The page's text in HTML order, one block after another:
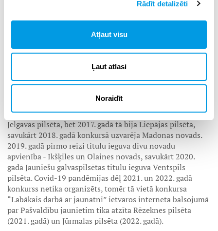
Rādīt detalizēti
Atļaut visu
Ļaut atlasi
Noraidīt
ministrijas, Labklājības ministrijas, Vides aizsardzības un
reģionālās attīstības ministrijas, Jaunatnes starptautisko
programmu aģentūras, Valsts izglītības satura centra,
Eiropas Komisijas pārstāvniecības Latvijā un biedrībām
“Latvijas Jaunatnes padome” un "Latvijas pašvaldību
Sīvā konkurencē ar Cēsu novada pašvaldību un Jelgavas
novada pašvaldība. Pirmo reizi konkurss Latvijas Jauniešu
galvaspilsēta tika organizēts 2016. gadā un titulu ieguva
Jelgavas pilsēta, bet 2017. gadā tā bija Liepājas pilsēta,
savukārt 2018. gadā konkursā uzvarēja Madonas novads.
2019. gadā pirmo reizi titulu ieguva divu novadu
apvienība - Ikšķiles un Olaines novads, savukārt 2020.
gadā Jauniešu galvaspilsētas titulu ieguva Ventspils
pilsēta. Covid-19 pandēmijas dēļ 2021. un 2022. gadā
konkurss netika organizēts, tomēr tā vietā konkursa
“Labākais darbā ar jaunatni” ietvaros interneta balsojumā
par Pašvaldību jaunietim tika atzīta Rēzeknes pilsēta
(2021. gadā) un Jūrmalas pilsēta (2022. gadā).